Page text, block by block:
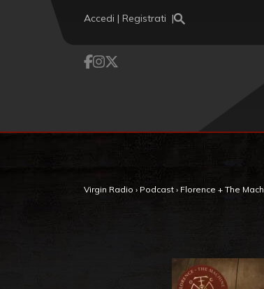
Accedi | Registrati
Virgin Radio › Podcast › Florence + The